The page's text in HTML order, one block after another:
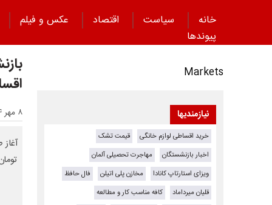
خانه سیاست اقتصاد
عکس و فیلم
پیوند‌ها
۸ مهر ۱۴۰۴ - ۲۱:۲۴
تومان و اقساط ۱۸
Markets
نیازمندیها
خرید اقساطی لوازم خانگی
قیمت تشک
اخبار بازنشستگان
مهاجرت تحصیلی آلمان
ویزای استارتاپ کانادا
مخازن پلی اتیلن
فال حافظ
قلیان میرداماد
کافه مناسب کار و مطالعه